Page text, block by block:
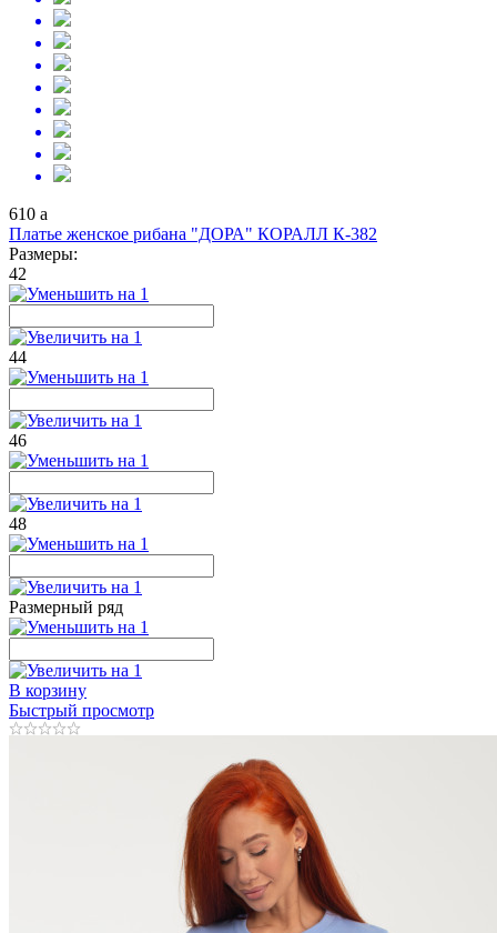
610 a
Платье женское рибана "ДОРА" КОРАЛЛ К-382
Размеры:
42
44
46
48
Размерный ряд
В корзину
Быстрый просмотр